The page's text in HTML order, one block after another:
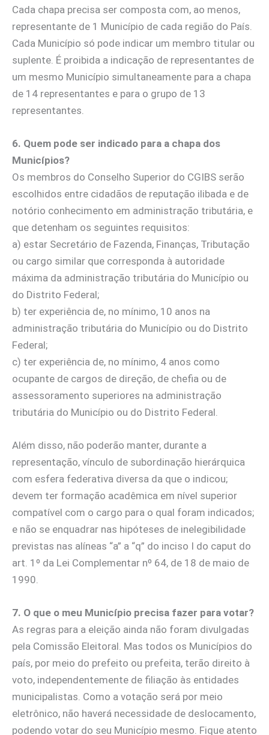
Cada chapa precisa ser composta com, ao menos,
representante de 1 Município de cada região do País.
Cada Município só pode indicar um membro titular ou
suplente. É proibida a indicação de representantes de
um mesmo Município simultaneamente para a chapa
de 14 representantes e para o grupo de 13
representantes.
6. Quem pode ser indicado para a chapa dos
Municípios?
Os membros do Conselho Superior do CGIBS serão
escolhidos entre cidadãos de reputação ilibada e de
notório conhecimento em administração tributária, e
que detenham os seguintes requisitos:
a) estar Secretário de Fazenda, Finanças, Tributação
ou cargo similar que corresponda à autoridade
máxima da administração tributária do Município ou
do Distrito Federal;
b) ter experiência de, no mínimo, 10 anos na
administração tributária do Município ou do Distrito
Federal;
c) ter experiência de, no mínimo, 4 anos como
ocupante de cargos de direção, de chefia ou de
assessoramento superiores na administração
tributária do Município ou do Distrito Federal.
Além disso, não poderão manter, durante a
representação, vínculo de subordinação hierárquica
com esfera federativa diversa da que o indicou;
devem ter formação acadêmica em nível superior
compatível com o cargo para o qual foram indicados;
e não se enquadrar nas hipóteses de inelegibilidade
previstas nas alíneas “a” a “q” do inciso I do caput do
art. 1º da Lei Complementar nº 64, de 18 de maio de
1990.
7. O que o meu Município precisa fazer para votar?
As regras para a eleição ainda não foram divulgadas
pela Comissão Eleitoral. Mas todos os Municípios do
país, por meio do prefeito ou prefeita, terão direito à
voto, independentemente de filiação às entidades
municipalistas. Como a votação será por meio
eletrônico, não haverá necessidade de deslocamento,
podendo votar do seu Município mesmo. Fique atento